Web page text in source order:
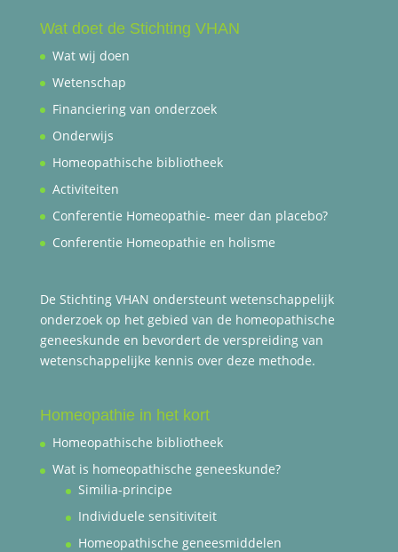
Wat doet de Stichting VHAN
Wat wij doen
Wetenschap
Financiering van onderzoek
Onderwijs
Homeopathische bibliotheek
Activiteiten
Conferentie Homeopathie- meer dan placebo?
Conferentie Homeopathie en holisme
De Stichting VHAN ondersteunt wetenschappelijk
onderzoek op het gebied van de homeopathische
geneeskunde en bevordert de verspreiding van
wetenschappelijke kennis over deze methode.
Homeopathie in het kort
Homeopathische bibliotheek
Wat is homeopathische geneeskunde?
Similia-principe
Individuele sensitiviteit
Homeopathische geneesmiddelen